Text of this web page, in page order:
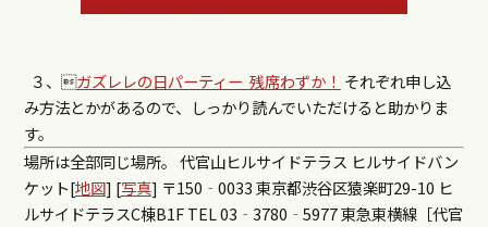
３、ガズレレの日パーティー 残席わずか！ それぞれ申し込
み方法とかがあるので、しっかり読んでいただけると助かりま
す。
場所は全部同じ場所。 代官山ヒルサイドテラス ヒルサイドバン
ケット[地図] [写真] 〒150‐0033 東京都渋谷区猿楽町29-10 ヒ
ルサイドテラスC棟B1F TEL 03‐3780‐5977 東急東横線［代官